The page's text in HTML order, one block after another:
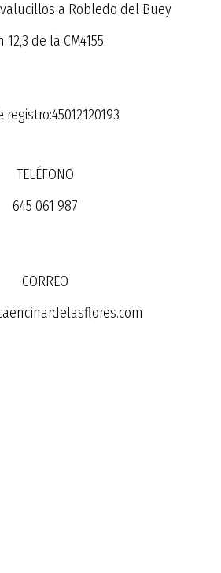
a Robledo del Buey
12,3 de la CM4155
registro:45012120193
TELÉFONO
645 061 987
CORREO